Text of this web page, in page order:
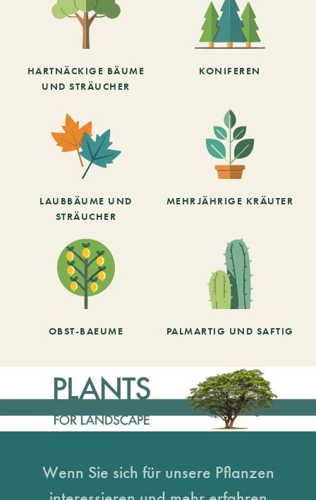
HARTNÄCKIGE BÄUME
UND STRÄUCHER
KONIFEREN
LAUBBÄUME UND
STRÄUCHER
MEHRJÄHRIGE KRÄUTER
OBST-BAEUME PALMARTIG UND SAFTIG
Wenn Sie sich für unsere Pflanzen